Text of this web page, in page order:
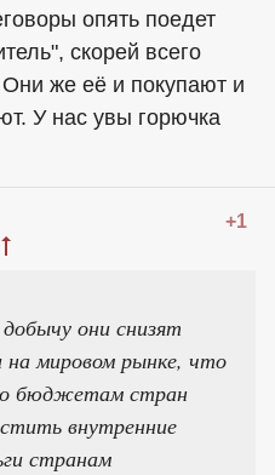
опять поедет
скорей всего
же её и покупают и
У нас увы горючка
+1
они снизят
мировом рынке, что
бюджетам стран
внутренние
странам